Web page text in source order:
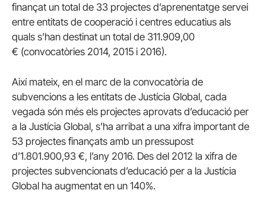
finançat un total de 33 projectes d’aprenentatge servei
entre entitats de cooperació i centres educatius als
quals s’han destinat un total de 311.909,00
€ (convocatòries 2014, 2015 i 2016).
Així mateix, en el marc de la convocatòria de
subvencions a les entitats de Justícia Global, cada
vegada són més els projectes aprovats d’educació per
a la Justícia Global, s’ha arribat a una xifra important de
53 projectes finançats amb un pressupost
d’1.801.900,93 €, l’any 2016. Des del 2012 la xifra de
projectes subvencionats d’educació per a la Justícia
Global ha augmentat en un 140%.